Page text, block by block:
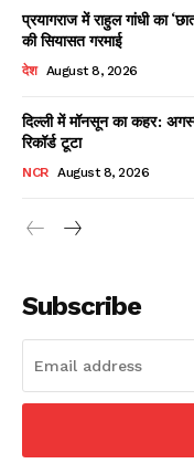
Facebook
X
Read
प्रयागराज में राहुल गांधी का
की सियासत गरमाई
देश August 8, 2026
दिल्ली में मॉनसून का कहर:
रिकॉर्ड टूटा
NCR August 8, 2026
Subscribe